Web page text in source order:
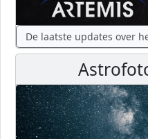
De laatste updates over